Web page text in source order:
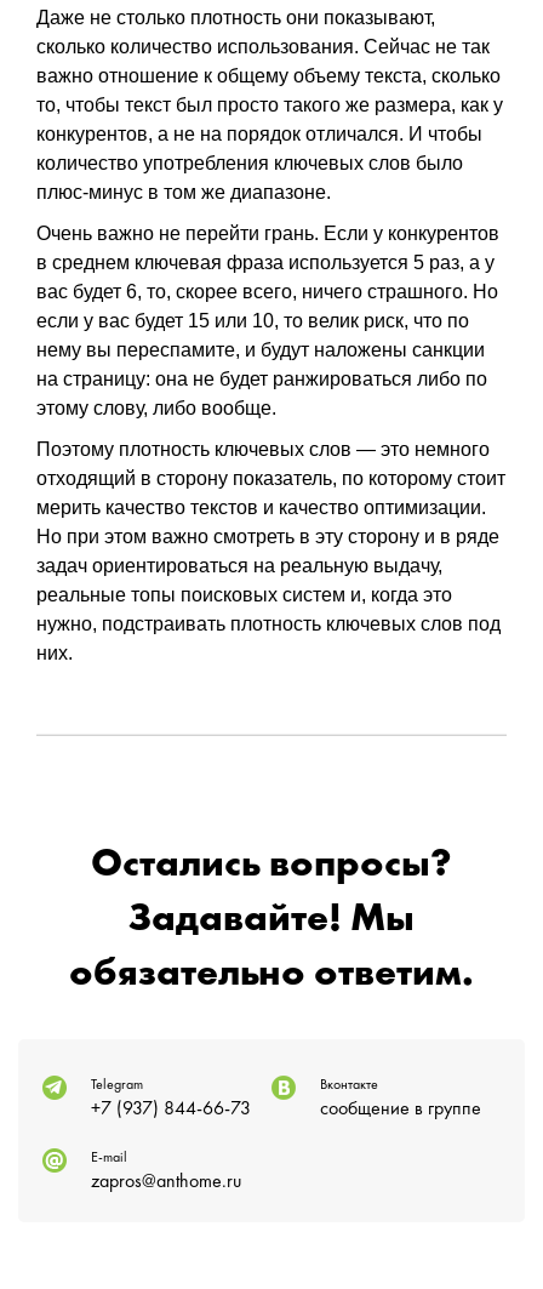
Даже не столько плотность они показывают,
сколько количество использования. Сейчас не так
важно отношение к общему объему текста, сколько
то, чтобы текст был просто такого же размера, как у
конкурентов, а не на порядок отличался. И чтобы
количество употребления ключевых слов было
плюс-минус в том же диапазоне.
Очень важно не перейти грань. Если у конкурентов
в среднем ключевая фраза используется 5 раз, а у
вас будет 6, то, скорее всего, ничего страшного. Но
если у вас будет 15 или 10, то велик риск, что по
нему вы переспамите, и будут наложены санкции
на страницу: она не будет ранжироваться либо по
этому слову, либо вообще.
Поэтому плотность ключевых слов — это немного
отходящий в сторону показатель, по которому стоит
мерить качество текстов и качество оптимизации.
Но при этом важно смотреть в эту сторону и в ряде
задач ориентироваться на реальную выдачу,
реальные топы поисковых систем и, когда это
нужно, подстраивать плотность ключевых слов под
них.
Остались вопросы?
Задавайте! Мы
обязательно ответим.
Telegram
+7 (937) 844-66-73
Вконтакте
сообщение в группе
E-mail
zapros@anthome.ru